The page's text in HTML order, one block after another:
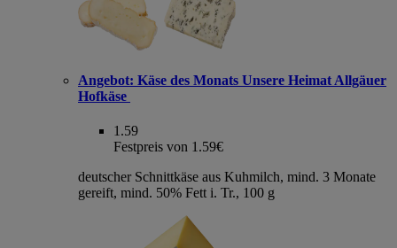
Angebot: Käse des Monats Unsere Heimat Allgäuer
Hofkäse
1.59
Festpreis von 1.59€
deutscher Schnittkäse aus Kuhmilch, mind. 3 Monate
gereift, mind. 50% Fett i. Tr., 100 g